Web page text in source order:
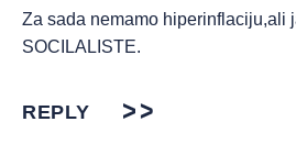
Za sada nemamo hiperinflaciju,ali
SOCILALISTE.
REPLY